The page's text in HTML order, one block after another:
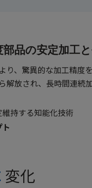
品の安定加工
、驚異的な加工精度
解放され、長時間連続
持する知能化技術
変化